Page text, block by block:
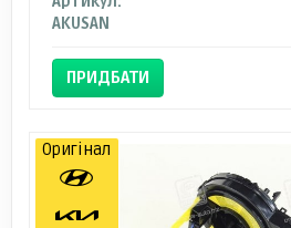
AKUSAN
ПРИДБАТИ
Оригінал